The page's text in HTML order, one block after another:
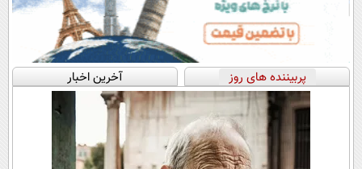
پربیننده های روز آخرین اخبار